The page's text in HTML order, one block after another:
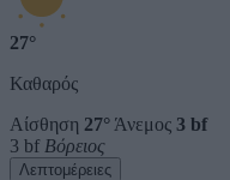
27°
Καθαρός
Αίσθηση 27° Άνεμος 3 bf
3 bf Βόρειος
Λεπτομέρειες